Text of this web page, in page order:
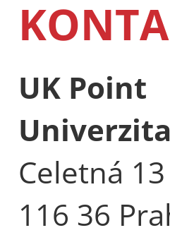
UK Point
Celetná 13
116 36